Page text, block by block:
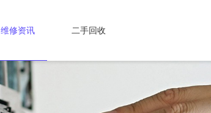
维修资讯 二手回收